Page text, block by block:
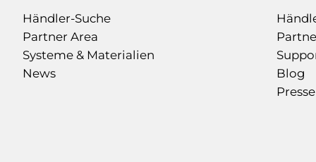
Händler-Suche
Partner Area
Systeme & Materialien
News
Blog
Presse